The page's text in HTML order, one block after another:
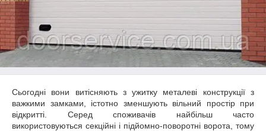
Сьогодні вони витісняють з ужитку металеві конструкції з
важкими замками, істотно зменшують вільний простір при
відкритті. Серед споживачів найбільш часто
використовуються секційні і підйомно-поворотні ворота, тому